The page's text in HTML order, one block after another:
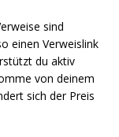
sind
einen Verweislink
du aktiv
von deinem
sich der Preis